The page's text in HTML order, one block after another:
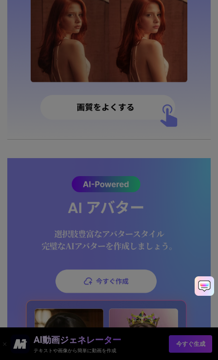
AI動画ジェネレーター
テキストや画像から簡単に動画を作成
今すぐ生成